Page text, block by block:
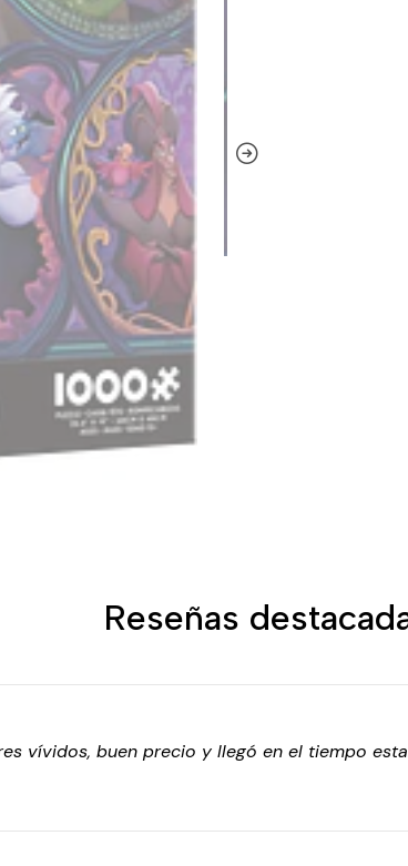
Reseñas
vívidos, buen precio y llegó en el tiempo